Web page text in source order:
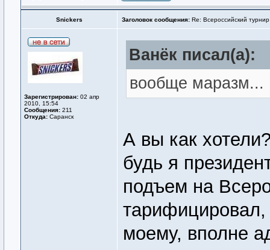
Snickers Заголовок сообщения: Re: Всероссийский
Зарегистрирован: 02 апр
2010, 15:54
Сообщения: 211
Откуда: Саранск
Ванёк писал(а):
вообще маразм...
А вы как
будь я
подъем на
моему, вполне